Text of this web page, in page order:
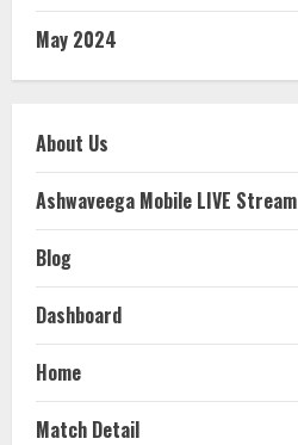
May 2024
About Us
Ashwaveega Mobile LIVE Stream
Blog
Dashboard
Home
Match Detail